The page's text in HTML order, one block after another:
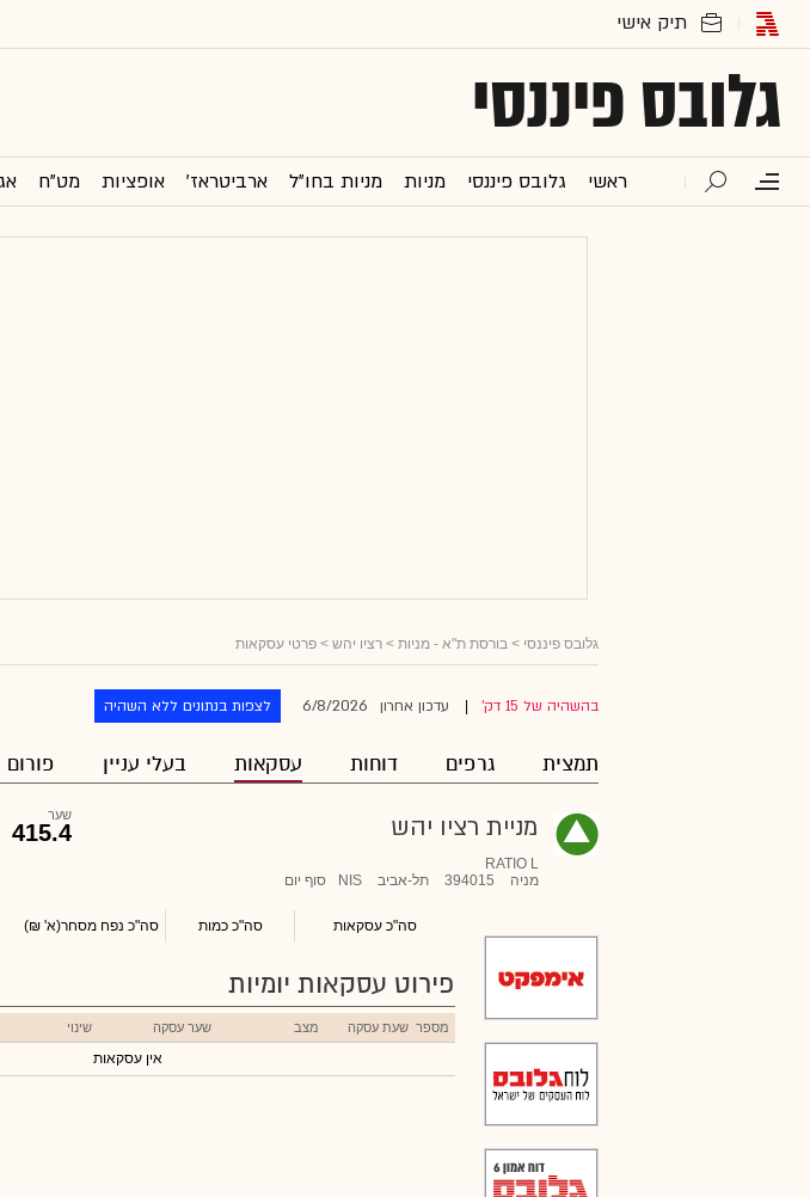
גלובס פיננסי
ראשי גלובס פיננסי מניות מניות בחו"ל ארביטראז' אופציות מט"ח
גלובס פיננסי > בורסת ת"א - מניות > רציו יהש > פרטי עסקאות
בהשהיה של 15 דק' עדכון אחרון 6/8/2026 לצפות בנתונים ללא השהיה
תמצית גרפים דוחות עסקאות בעלי עניין פורום
מניית רציו יהש
RATIO L
מניה
394015 תל-אביב NIS סוף יום
שער
415.4
סה"כ עסקאות סה"כ כמות סה"כ נפח מסחר(א' ₪)
פירוט עסקאות יומיות
מספר שעת עסקה מצב שער עסקה שינוי
אין עסקאות